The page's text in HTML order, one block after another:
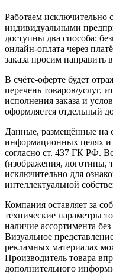
Работаем
индивидуальными
доступны два способа:
онлайн-оплата через
заказа просим
В счёте-оферте будет
перечень товаров/услуг,
исполнения заказа и
оформляется отдельный
Данные, размещённые на
информационных целях и
согласно ст. 437 ГК РФ.
(изображения, логотипы,
исключительно для
интеллектуальной
Компания оставляет за
технические параметры
наличие ассортимента
Визуальное
рекламных материалах
Производитель товара
дополнительного